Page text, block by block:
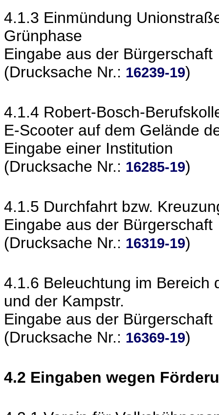
4.1.3 Einmündung
Grünphase
Eingabe aus der Bürgerschaft
(Drucksache Nr.: 16239-19)
4.1.4 Robert-Bosch-
E-Scooter auf dem Gelände
Eingabe einer Institution
(Drucksache Nr.: 16285-19)
4.1.5 Durchfahrt bzw.
Eingabe aus der Bürgerschaft
(Drucksache Nr.: 16319-19)
4.1.6 Beleuchtung im Bereich
und der Kampstr.
Eingabe aus der Bürgerschaft
(Drucksache Nr.: 16369-19)
4.2 Eingaben wegen